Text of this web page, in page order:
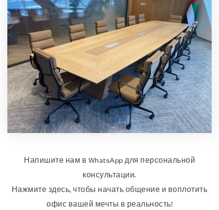
Напишите нам в WhatsApp для персональной
консультации.
Нажмите здесь, чтобы начать общение и воплотить
офис вашей мечты в реальность!